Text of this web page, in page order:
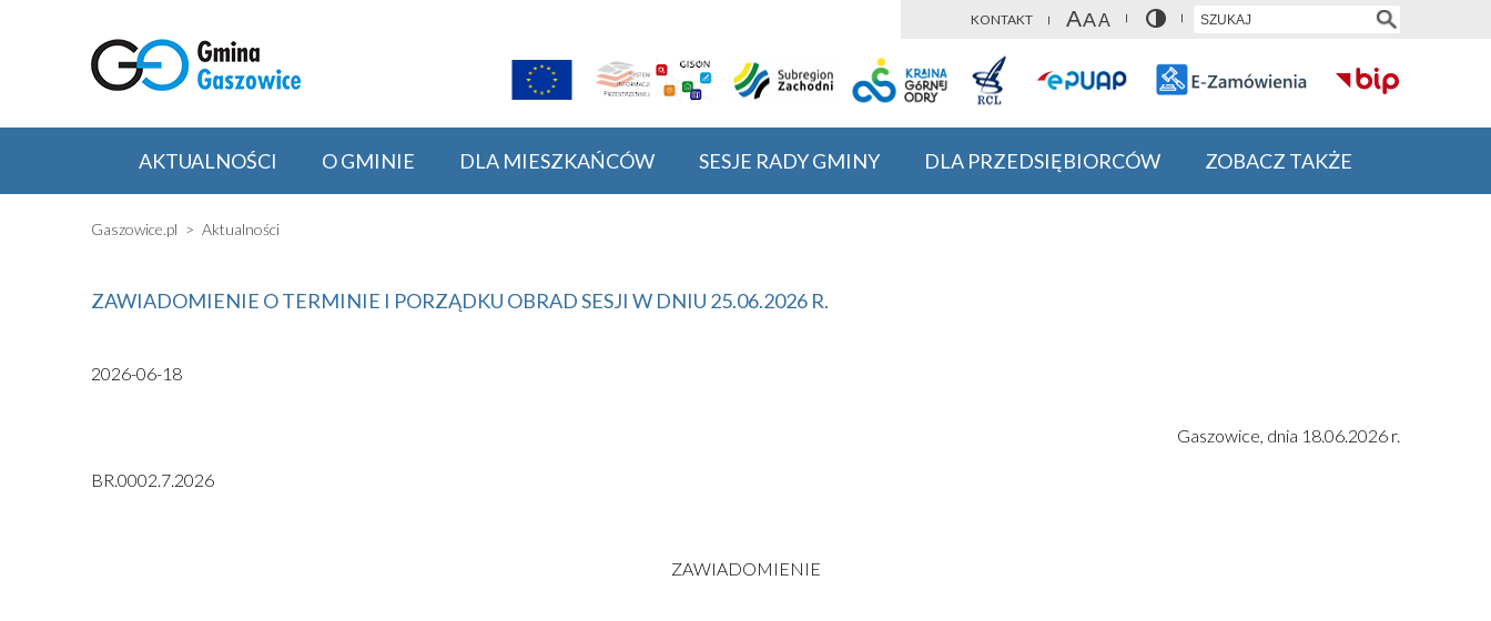
KONTAKT
AKTUALNOŚCI O GMINIE DLA MIESZKAŃCÓW SESJE RADY GMINY DLA PRZEDSIĘBIORCÓW ZOBACZ TAKŻE
Gaszowice.pl Aktualności
ZAWIADOMIENIE O TERMINIE I PORZĄDKU OBRAD SESJI W DNIU 25.06.2026 R.
2026-06-18
Gaszowice, dnia 18.06.2026 r.
BR.0002.7.2026
ZAWIADOMIENIE